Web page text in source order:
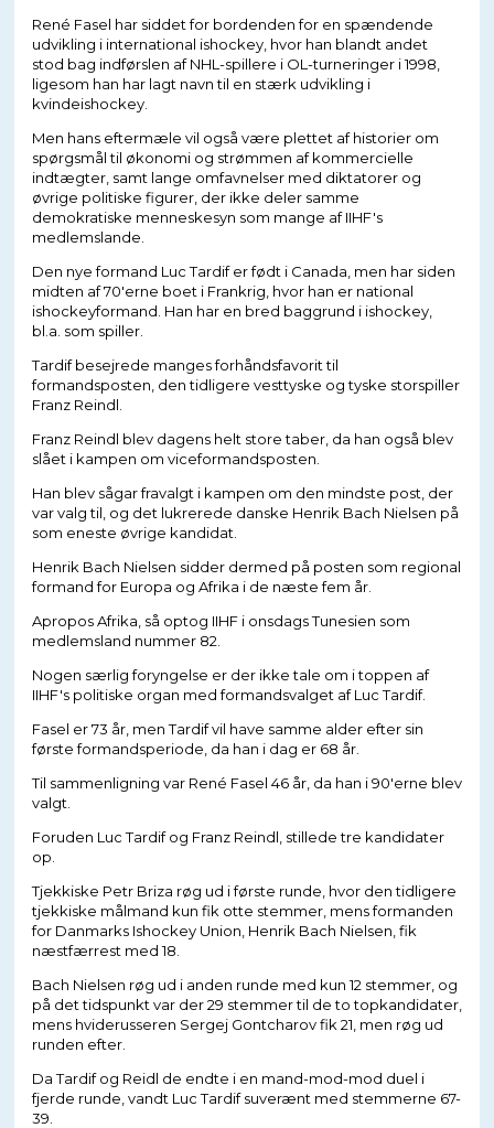
René Fasel har siddet for bordenden for en spændende
udvikling i international ishockey, hvor han blandt andet
stod bag indførslen af NHL-spillere i OL-turneringer i 1998,
ligesom han har lagt navn til en stærk udvikling i
kvindeishockey.
Men hans eftermæle vil også være plettet af historier om
spørgsmål til økonomi og strømmen af kommercielle
indtægter, samt lange omfavnelser med diktatorer og
øvrige politiske figurer, der ikke deler samme
demokratiske menneskesyn som mange af IIHF's
medlemslande.
Den nye formand Luc Tardif er født i Canada, men har siden
midten af 70'erne boet i Frankrig, hvor han er national
ishockeyformand. Han har en bred baggrund i ishockey,
bl.a. som spiller.
Tardif besejrede manges forhåndsfavorit til
formandsposten, den tidligere vesttyske og tyske storspiller
Franz Reindl.
Franz Reindl blev dagens helt store taber, da han også blev
slået i kampen om viceformandsposten.
Han blev sågar fravalgt i kampen om den mindste post, der
var valg til, og det lukrerede danske Henrik Bach Nielsen på
som eneste øvrige kandidat.
Henrik Bach Nielsen sidder dermed på posten som regional
formand for Europa og Afrika i de næste fem år.
Apropos Afrika, så optog IIHF i onsdags Tunesien som
medlemsland nummer 82.
Nogen særlig foryngelse er der ikke tale om i toppen af
IIHF's politiske organ med formandsvalget af Luc Tardif.
Fasel er 73 år, men Tardif vil have samme alder efter sin
første formandsperiode, da han i dag er 68 år.
Til sammenligning var René Fasel 46 år, da han i 90'erne blev
valgt.
Foruden Luc Tardif og Franz Reindl, stillede tre kandidater
op.
Tjekkiske Petr Briza røg ud i første runde, hvor den tidligere
tjekkiske målmand kun fik otte stemmer, mens formanden
for Danmarks Ishockey Union, Henrik Bach Nielsen, fik
næstfærrest med 18.
Bach Nielsen røg ud i anden runde med kun 12 stemmer, og
på det tidspunkt var der 29 stemmer til de to topkandidater,
mens hviderusseren Sergej Gontcharov fik 21, men røg ud
runden efter.
Da Tardif og Reidl de endte i en mand-mod-mod duel i
fjerde runde, vandt Luc Tardif suverænt med stemmerne 67-
39.